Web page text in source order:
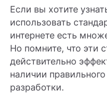
Если вы хотите
использовать
интернете есть
Но помните, что эти
действительно
наличии
разработки.